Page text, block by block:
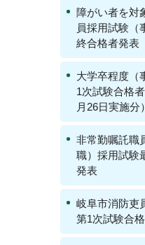
障がい者を対
員採用試験（
終合格者発表
大学卒程度（
1次試験合格
月26日実施分）
非常勤嘱託職
職）採用試験
発表
岐阜市消防吏
第1次試験合